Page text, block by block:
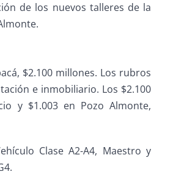
de los nuevos talleres de la
$2.100 millones. Los rubros
e inmobiliario. Los $2.100
y $1.003 en Pozo Almonte,
Clase A2-A4, Maestro y